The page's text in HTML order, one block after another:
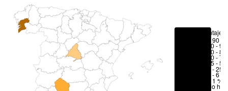
Porcentajes
> 90 %
80 -
70 -
50 -
25 -
6 - 25
1 - 6 %
< 1 %
No hay